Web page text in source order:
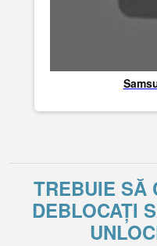
TREBUIE SĂ
DEBLOCAȚI